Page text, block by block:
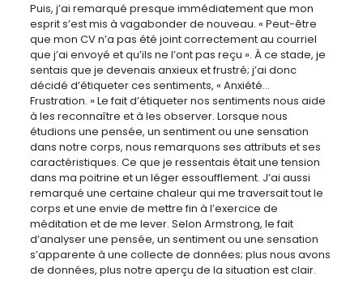
Puis, j’ai remarqué presque immédiatement que mon
esprit s’est mis à vagabonder de nouveau. « Peut-être
que mon CV n’a pas été joint correctement au courriel
que j’ai envoyé et qu’ils ne l’ont pas reçu ». À ce stade, je
sentais que je devenais anxieux et frustré; j’ai donc
décidé d’étiqueter ces sentiments, « Anxiété…
Frustration. » Le fait d’étiqueter nos sentiments nous aide
à les reconnaître et à les observer. Lorsque nous
étudions une pensée, un sentiment ou une sensation
dans notre corps, nous remarquons ses attributs et ses
caractéristiques. Ce que je ressentais était une tension
dans ma poitrine et un léger essoufflement. J’ai aussi
remarqué une certaine chaleur qui me traversait tout le
corps et une envie de mettre fin à l’exercice de
méditation et de me lever. Selon Armstrong, le fait
d’analyser une pensée, un sentiment ou une sensation
s’apparente à une collecte de données; plus nous avons
de données, plus notre aperçu de la situation est clair.